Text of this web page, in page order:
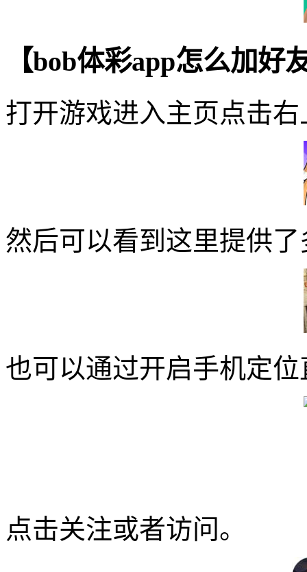
【bob体彩app怎么加好
打开游戏进入主页点击
然后可以看到这里提供
也可以通过开启手机定
点击关注或者访问。